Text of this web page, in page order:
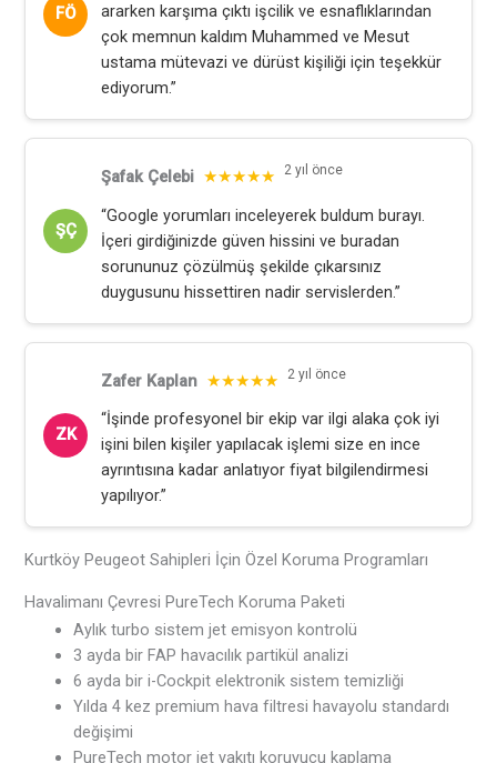
FÖ
ararken karşıma çıktı işcilik ve esnaflıklarından
çok memnun kaldım Muhammed ve Mesut
ustama mütevazi ve dürüst kişiliği için teşekkür
ediyorum.”
ŞÇ
Şafak Çelebi ★★★★★ 2 yıl önce
“Google yorumları inceleyerek buldum burayı.
İçeri girdiğinizde güven hissini ve buradan
sorununuz çözülmüş şekilde çıkarsınız
duygusunu hissettiren nadir servislerden.”
ZK
Zafer Kaplan ★★★★★ 2 yıl önce
“İşinde profesyonel bir ekip var ilgi alaka çok iyi
işini bilen kişiler yapılacak işlemi size en ince
ayrıntısına kadar anlatıyor fiyat bilgilendirmesi
yapılıyor.”
Kurtköy Peugeot Sahipleri İçin Özel Koruma Programları
Havalimanı Çevresi PureTech Koruma Paketi
Aylık turbo sistem jet emisyon kontrolü
3 ayda bir FAP havacılık partikül analizi
6 ayda bir i-Cockpit elektronik sistem temizliği
Yılda 4 kez premium hava filtresi havayolu standardı
değişimi
PureTech motor jet yakıtı koruyucu kaplama